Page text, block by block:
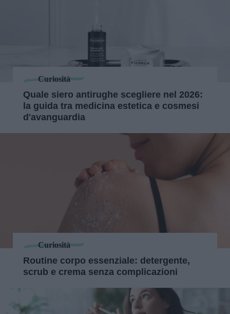
Curiosità
Quale siero antirughe scegliere nel 2026:
la guida tra medicina estetica e cosmesi
d'avanguardia
Curiosità
Routine corpo essenziale: detergente,
scrub e crema senza complicazioni